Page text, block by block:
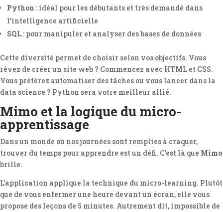
Python : idéal pour les débutants et très demandé dans
l’intelligence artificielle
SQL : pour manipuler et analyser des bases de données
Cette diversité permet de choisir selon vos objectifs. Vous
rêvez de créer un site web ? Commencez avec HTML et CSS.
Vous préférez automatiser des tâches ou vous lancer dans la
data science ? Python sera votre meilleur allié.
Mimo et la logique du micro-
apprentissage
Dans un monde où nos journées sont remplies à craquer,
trouver du temps pour apprendre est un défi. C’est là que Mimo
brille.
L’application applique la technique du micro-learning. Plutôt
que de vous enfermer une heure devant un écran, elle vous
propose des leçons de 5 minutes. Autrement dit, impossible de